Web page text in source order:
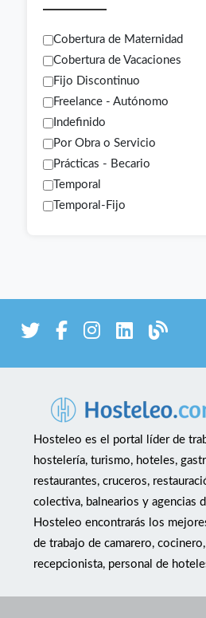
Cobertura de Maternidad
Cobertura de Vacaciones
Fijo Discontinuo
Freelance - Autónomo
Indefinido
Por Obra o Servicio
Prácticas - Becario
Temporal
Temporal-Fijo
Hosteleo es el portal líder de
hostelería, turismo, hoteles,
restaurantes, cruceros,
colectiva, balnearios y agencias
Hosteleo encontrarás los
de trabajo de camarero, cocinero,
recepcionista, personal de